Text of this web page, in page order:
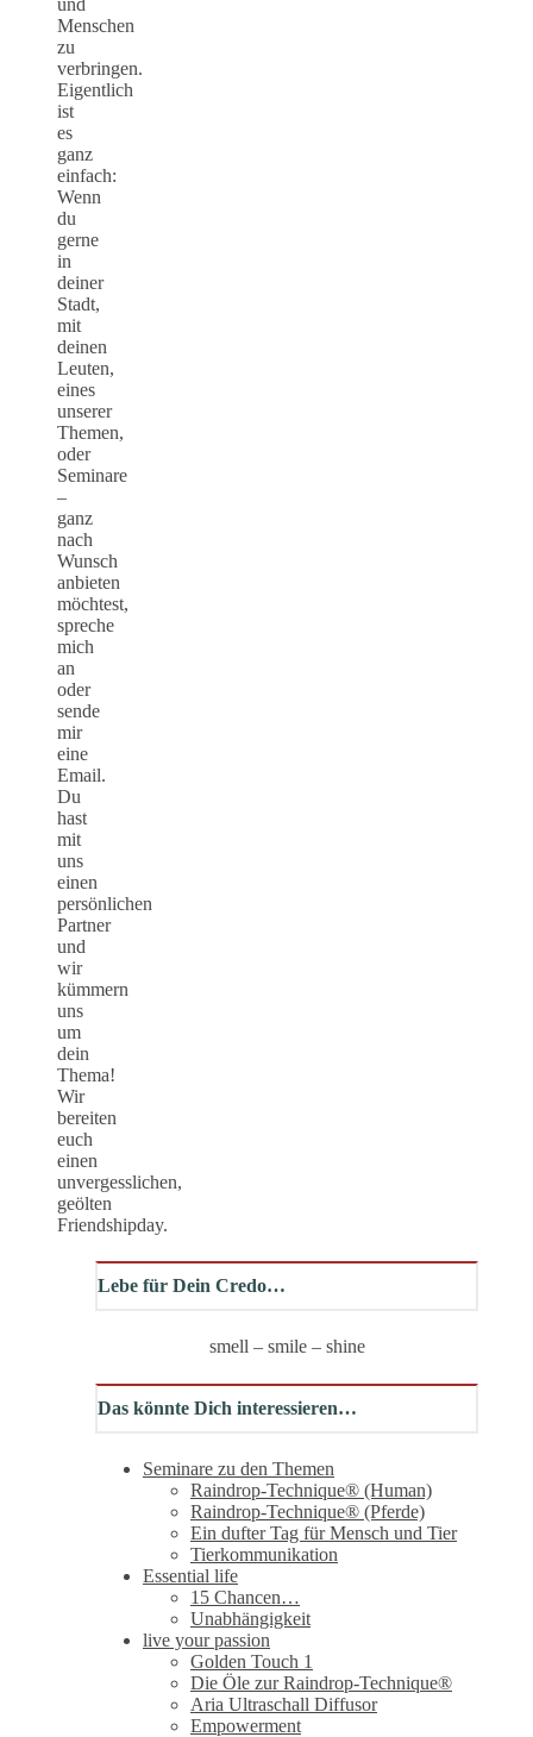
Menschen
zu
verbringen.
Eigentlich
ist
es
ganz
einfach:
Wenn
du
gerne
in
deiner
Stadt,
mit
deinen
Leuten,
eines
unserer
Themen,
oder
Seminare
–
ganz
nach
Wunsch
anbieten
möchtest,
spreche
mich
an
oder
sende
mir
eine
Email.
Du
hast
mit
uns
einen
persönlichen
Partner
und
wir
kümmern
uns
um
dein
Thema!
Wir
bereiten
euch
einen
unvergesslichen,
geölten
Friendshipday.
Lebe für Dein Credo…
smell – smile – shine
Das könnte Dich interessieren…
Seminare zu den Themen
Raindrop-Technique® (Human)
Raindrop-Technique® (Pferde)
Ein dufter Tag für Mensch und Tier
Tierkommunikation
Essential life
15 Chancen…
Unabhängigkeit
live your passion
Golden Touch 1
Die Öle zur Raindrop-Technique®
Aria Ultraschall Diffusor
Empowerment